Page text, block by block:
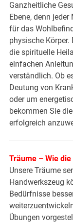
Ganzheitliche
Ebene, denn
für das
physische
die spirituelle
einfachen
verständlich. Ob
Deutung von
oder um
bekommen Sie
erfolgreich
Träume – Wie
Unsere Träume
Handwerkszeug
Bedürfnisse
Übungen